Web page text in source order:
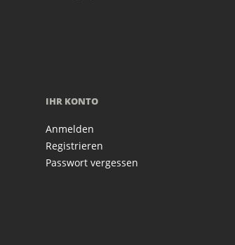
IHR KONTO
Anmelden
Registrieren
Passwort vergessen